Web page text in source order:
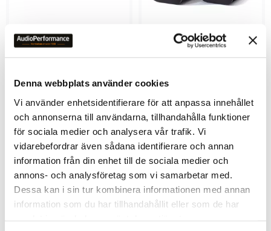
Denna webbplats använder cookies
Vi använder enhetsidentifierare för att anpassa innehållet
och annonserna till användarna, tillhandahålla funktioner
för sociala medier och analysera vår trafik. Vi
vidarebefordrar även sådana identifierare och annan
information från din enhet till de sociala medier och
annons- och analysföretag som vi samarbetar med.
Dessa kan i sin tur kombinera informationen med annan
information som du har tillhandahållit eller som de har
Q Acoustics Concept 90
9 290 kr
Q Acoustics M20 HD
5 990
6 490 kr
Lägg till i favoriter